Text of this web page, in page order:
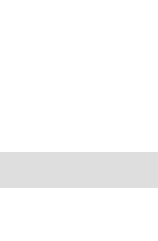
起觀賞、拍照的鳥兒
們只會注意到她的
的缺陷。如果，疾病
下意識想躲開對方的